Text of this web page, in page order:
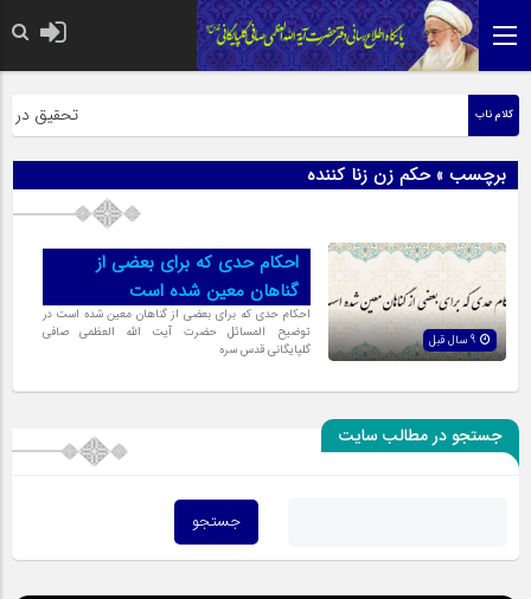
کلام ناب تحقیق در
برچسب » حکم زن زنا کننده
احکام حدی که برای بعضی از
گناهان معین شده است
احکام حدی که برای بعضی از گناهان معین شده است در
توضیح المسائل حضرت آیت الله العظمی صافی
گلپایگانی قدس سره
جستجو در مطالب سایت